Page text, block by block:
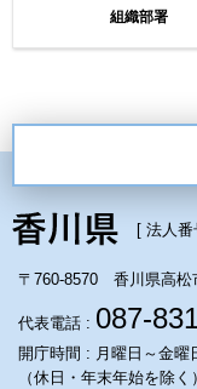
組織部署
[ 法人番
〒760-8570 香川県高松
代表電話 : 087-
開庁時間 : 月曜日～金曜
（休日・年末年始を除く）